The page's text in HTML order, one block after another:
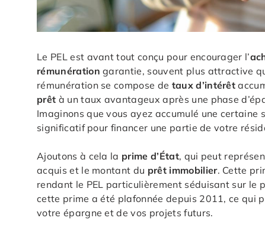
Le PEL est avant tout conçu pour encourager l’
rémunération garantie, souvent plus attractive
rémunération se compose de taux d’intérêt
prêt à un taux avantageux après une phase
Imaginons que vous ayez accumulé une certaine
significatif pour financer une partie de votre
Ajoutons à cela la prime d’État, qui peut
acquis et le montant du prêt immobilier. Cette
rendant le PEL particulièrement séduisant sur le
cette prime a été plafonnée depuis 2011, ce qui
votre épargne et de vos projets futurs.